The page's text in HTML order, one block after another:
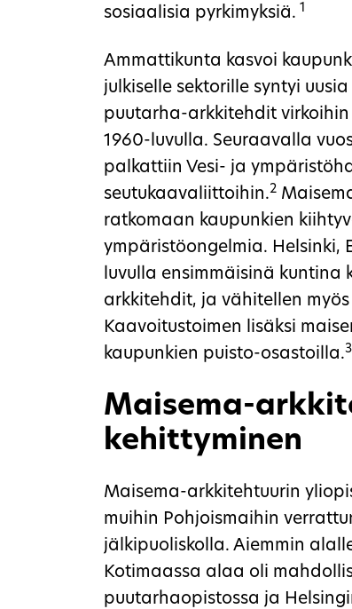
sosiaalisia pyrkimyksiä. 1
Ammattikunta kasvoi
julkiselle sektorille syntyi
puutarha-arkkitehdit
1960-luvulla. Seuraavalla
palkattiin Vesi- ja
seutukaavaliittoihin.2
ratkomaan kaupunkien
ympäristöongelmia. Helsinki,
luvulla ensimmäisinä kuntina
arkkitehdit, ja vähitellen
Kaavoitustoimen lisäksi
kaupunkien puisto-osastoilla.3
Maisema-
kehittyminen
Maisema-arkkitehtuurin
muihin Pohjoismaihin
jälkipuoliskolla. Aiemmin
Kotimaassa alaa oli
puutarhaopistossa ja